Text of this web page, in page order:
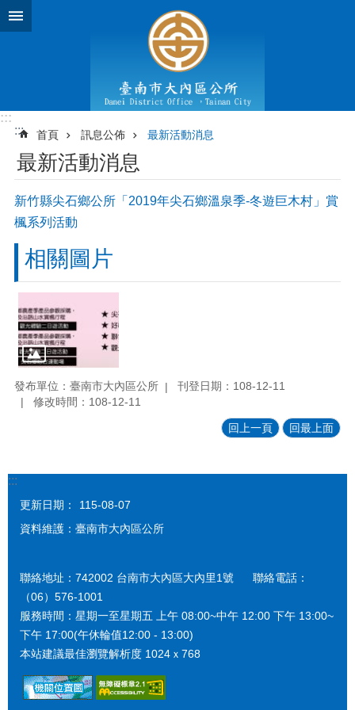
跳到主要內容區塊
:::
:::
首頁 訊息公佈 最新活動消息
最新活動消息
新竹縣尖石鄉公所「2019年尖石鄉溫泉季-冬遊巨木村」賞
楓系列活動
相關圖片
發布單位：臺南市大內區公所
刊登日期：108-12-11
修改時間：108-12-11
回上一頁 回最上面
:::
更新日期：
115-08-07
資料維護：臺南市大內區公所
聯絡地址：742002 台南市大內區大內里1號 聯絡電話：
（06）576-1001
服務時間：星期一至星期五 上午 08:00~中午 12:00 下午 13:00~
下午 17:00(午休輪值12:00 - 13:00)
本站建議最佳瀏覽解析度 1024ｘ768